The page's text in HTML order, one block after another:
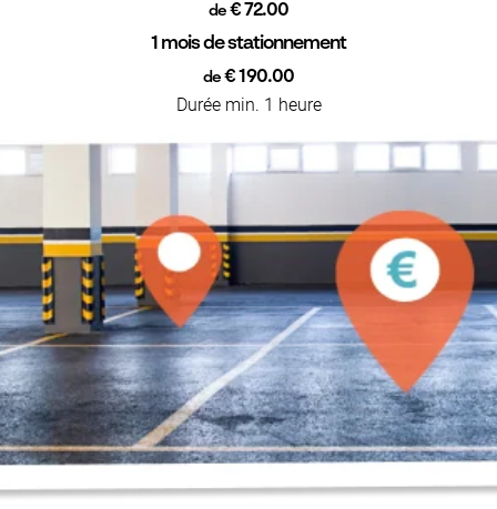
de€ 72.00
1 mois de stationnement
de € 190.00
Durée min. 1 heure